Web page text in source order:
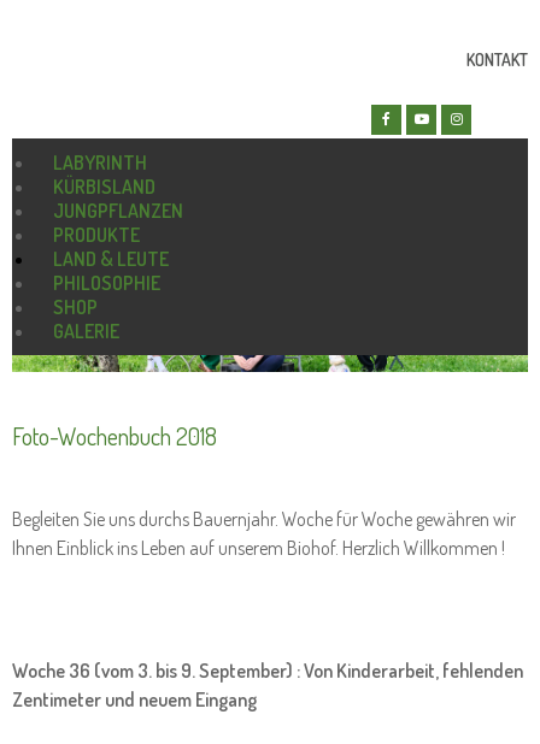
KONTAKT
LABYRINTH
KÜRBISLAND
JUNGPFLANZEN
PRODUKTE
LAND & LEUTE
PHILOSOPHIE
SHOP
GALERIE
Foto-Wochenbuch 2018
Begleiten Sie uns durchs Bauernjahr. Woche für Woche gewähren wir
Ihnen Einblick ins Leben auf unserem Biohof. Herzlich Willkommen !
Woche 36 (vom 3. bis 9. September) : Von Kinderarbeit, fehlenden
Zentimeter und neuem Eingang